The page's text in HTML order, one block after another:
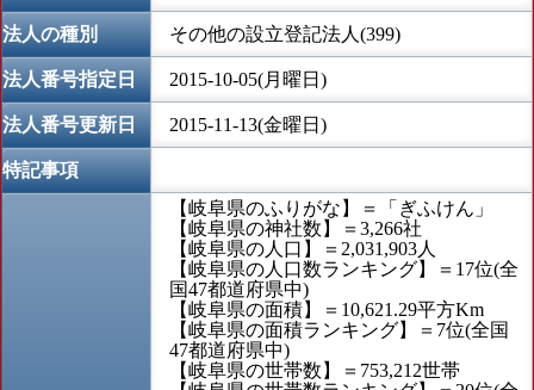
法人の種別 その他の設立登記法人(399)
法人番号指定日 2015-10-05(月曜日)
法人番号更新日 2015-11-13(金曜日)
特記事項
【岐阜県のふりがな】＝「ぎふけん」
【岐阜県の神社数】＝3,266社
【岐阜県の人口】＝2,031,903人
【岐阜県の人口数ランキング】＝17位(全
国47都道府県中)
【岐阜県の面積】＝10,621.29平方Km
【岐阜県の面積ランキング】＝7位(全国
47都道府県中)
【岐阜県の世帯数】＝753,212世帯